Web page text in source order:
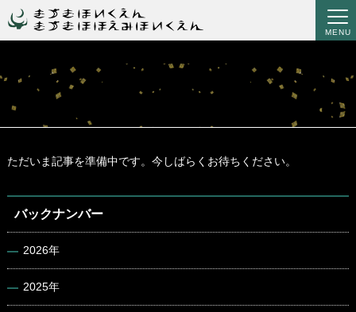
MENU
ただいま記事を準備中です。今しばらくお待ちください。
バックナンバー
2026年
2025年